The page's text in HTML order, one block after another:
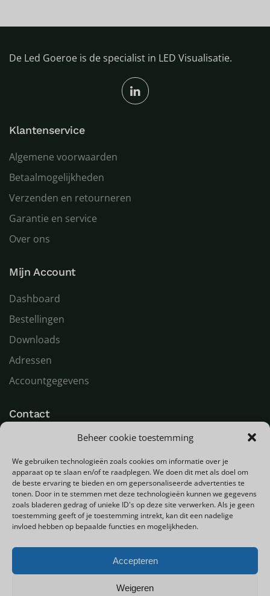
Beheer cookie toestemming
We gebruiken technologieën zoals cookies om informatie over je
apparaat op te slaan en/of te raadplegen. We doen dit met als doel om
de beste ervaring te bieden en om gepersonaliseerde advertenties te
tonen. Door in te stemmen met deze technologieën kunnen we gegevens
zoals bladeren gedrag of unieke ID's op deze site verwerken. Als je geen
toestemming geeft of je toestemming intrekt, kan dit een nadelige
invloed hebben op bepaalde functies en mogelijkheden.
Accepteren
Weigeren
De Led Goeroe is de specialist in LED Visualisatie.
Klantenservice
Algemene voorwaarden
Betaalmogelijkheden
Verzenden en retourneren
Garantie en service
Over ons
Mijn Account
Dashboard
Bestellingen
Downloads
Adressen
Accountgegevens
Contact
9482 WR Tynaarlo
Nederland
T+31 (0) 592 580000
Einfo@ledgoeroe.nl
Copyright © 2025 - Alle rechten voorbehouden